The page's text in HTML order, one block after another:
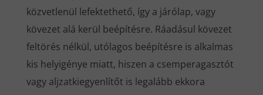
közvetlenül lefektethető, így a járólap, vagy
kövezet alá kerül beépítésre. Ráadásul kövezet
feltörés nélkül, utólagos beépítésre is alkalmas
kis helyigénye miatt, hiszen a csemperagasztót
vagy aljzatkiegyenlítőt is legalább ekkora